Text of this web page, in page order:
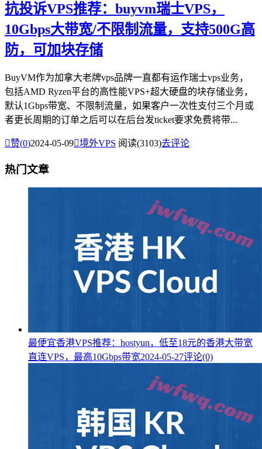
抗投诉VPS推荐：buyvm瑞士VPS，
10Gbps大带宽/不限制流量，支持500G高
防，可加块存储
BuyVM作为加拿大老牌vps品牌一直都有运作瑞士vps业务，
包括AMD Ryzen平台的高性能VPS+超大硬盘的块存储业务，
默认1Gbps带宽、不限制流量，如果客户一次性支付三个月或
者更长周期的订单之后可以在后台发ticket要求免费将带...
赞(0)2024-05-09境外VPS 阅读(3103)去评论
热门文章
最便宜香港VPS推荐：hostyun，低至18元的香港大带宽
直连VPS，最高10Gbps带宽2024-05-27评论(0)